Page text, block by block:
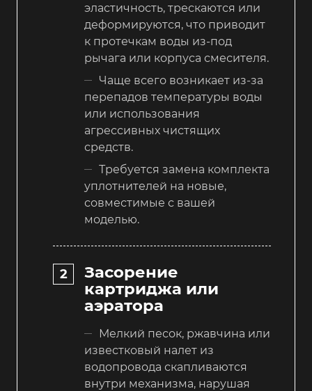
эластичность, трескаются или
деформируются, что приводит
к протечкам воды из-под
рычага или корпуса смесителя.
Чаще всего возникает из-за
перепадов температуры воды
или использования
агрессивных чистящих
средств.
Требуется замена комплекта
уплотнителей на новые,
совместимые с вашей
моделью.
Засорение
картриджа или
аэратора
Мелкий песок, ржавчина или
известковый налет из
водопровода скапливаются
внутри механизма, нарушая